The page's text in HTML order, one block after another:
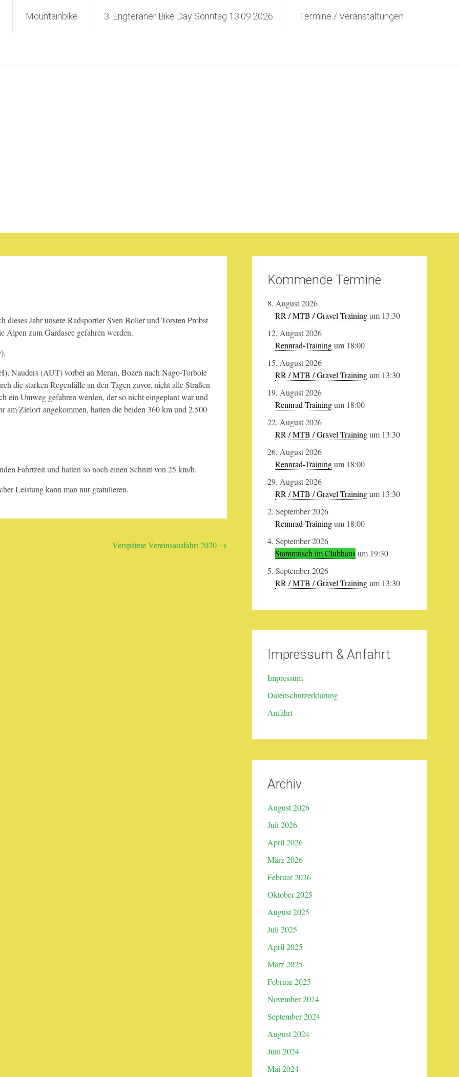
Mountainbike 3. Engteraner Bike Day Sonntag 13.09.2026 Termine / Veranstaltungen
dieses Jahr unsere Radsportler Sven Boller und Torsten Probst
Alpen zum Gardasee gefahren werden.
Nauders (AUT) vorbei an Meran, Bozen nach Nago-Torbole
die starken Regenfälle an den Tagen zuvor, nicht alle Straßen
ein Umweg gefahren werden, der so nicht eingeplant war und
am Zielort angekommen, hatten die beiden 360 km und 2.500
Fahrtzeit und hatten so noch einen Schnitt von 25 km/h.
Leistung kann man nur gratulieren.
Verspätete Vereinsausfahrt 2020 →
Kommende Termine
8. August 2026
RR / MTB / Gravel Trainingum 13:30
12. August 2026
Rennrad-Trainingum 18:00
15. August 2026
RR / MTB / Gravel Trainingum 13:30
19. August 2026
Rennrad-Trainingum 18:00
22. August 2026
RR / MTB / Gravel Trainingum 13:30
26. August 2026
Rennrad-Trainingum 18:00
29. August 2026
RR / MTB / Gravel Trainingum 13:30
2. September 2026
Rennrad-Trainingum 18:00
4. September 2026
Stammtisch im Clubhausum 19:30
5. September 2026
RR / MTB / Gravel Trainingum 13:30
Impressum & Anfahrt
Impressum
Datenschutzerklärung
Anfahrt
Archiv
August 2026
Juli 2026
April 2026
März 2026
Februar 2026
Oktober 2025
August 2025
Juli 2025
April 2025
März 2025
Februar 2025
November 2024
September 2024
August 2024
Juni 2024
Mai 2024